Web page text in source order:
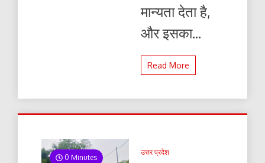
मान्यता देता है,
और इसका...
Read More
0 Minutes
उत्तर प्रदेश